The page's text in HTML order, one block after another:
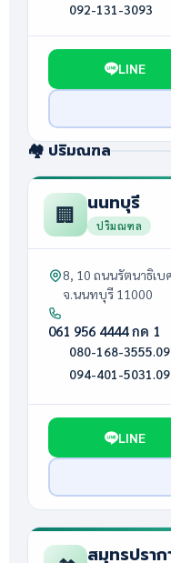
092-131-3093
LINE
🏘️ ปริมณฑล
🏢 นนทบุรี
ปริมณฑล
8, 10 ถนนรัตนาธิเ
จ.นนทบุรี 11000
061 956 4444 กด 1
080-168-3555·
094-401-5031·
LINE
สมุทรปราก